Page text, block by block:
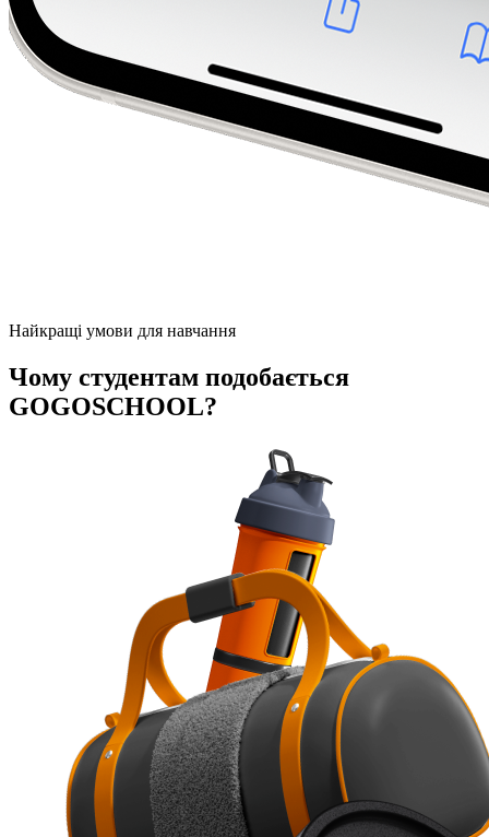
Найкращі умови для навчання
Чому студентам подобається
GOGOSCHOOL?